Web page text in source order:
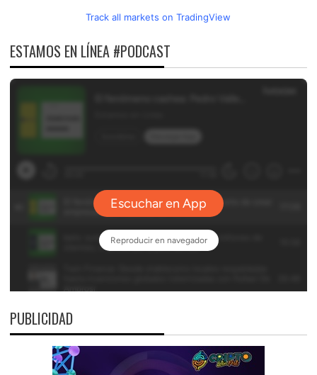
Track all markets on TradingView
ESTAMOS EN LÍNEA #PODCAST
PUBLICIDAD